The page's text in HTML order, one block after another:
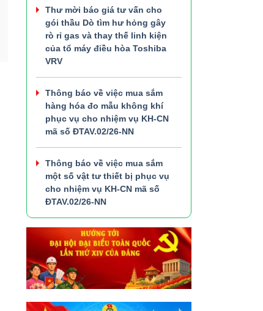
Thư mời báo giá tư vấn cho
gói thầu Dò tìm hư hỏng gây
rò rỉ gas và thay thế linh kiện
của tổ máy điều hòa Toshiba
VRV
Thông báo về việc mua sắm
hàng hóa đo mẫu không khí
phục vụ cho nhiệm vụ KH-CN
mã số ĐTAV.02/26-NN
Thông báo về việc mua sắm
một số vật tư thiết bị phục vụ
cho nhiệm vụ KH-CN mã số
ĐTAV.02/26-NN